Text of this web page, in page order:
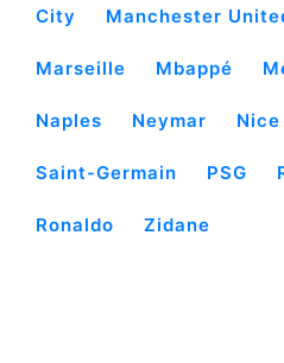
City Manchester
Marseille Mbappé
Naples Neymar Nice
Saint-Germain PSG
Ronaldo Zidane